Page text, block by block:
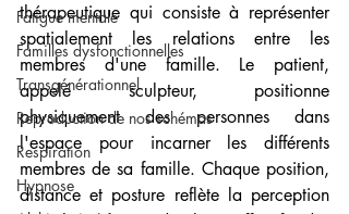
Fatigue mentale
Familles dysfonctionnelles
Transgénérationnel
Reproduction de nos schémas
Respiration
Hypnose
thérapeutique qui consiste à représenter
spatialement les relations entre les
membres d'une famille. Le patient,
appelé sculpteur, positionne
physiquement des personnes dans
l'espace pour incarner les différents
membres de sa famille. Chaque position,
distance et posture reflète la perception